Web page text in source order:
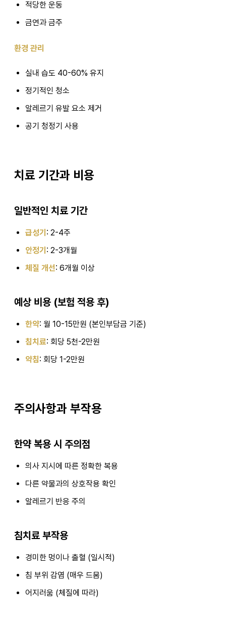
적당한 운동
금연과 금주
환경 관리
실내 습도 40-60% 유지
정기적인 청소
알레르기 유발 요소 제거
공기 청정기 사용
치료 기간과 비용
일반적인 치료 기간
급성기 : 2-4주
안정기 : 2-3개월
체질 개선: 6개월 이상
예상 비용 (보험 적용 후)
한약: 월 10-15만원 (본인부담금 기준)
침치료: 회당 5천-2만원
약침: 회당 1-2만원
주의사항과 부작용
한약 복용 시 주의점
의사 지시에 따른 정확한 복용
다른 약물과의 상호작용 확인
알레르기 반응 주의
침치료 부작용
경미한 멍이나 출혈 (일시적)
침 부위 감염 (매우 드뭄)
어지러움 (체질에 따라)